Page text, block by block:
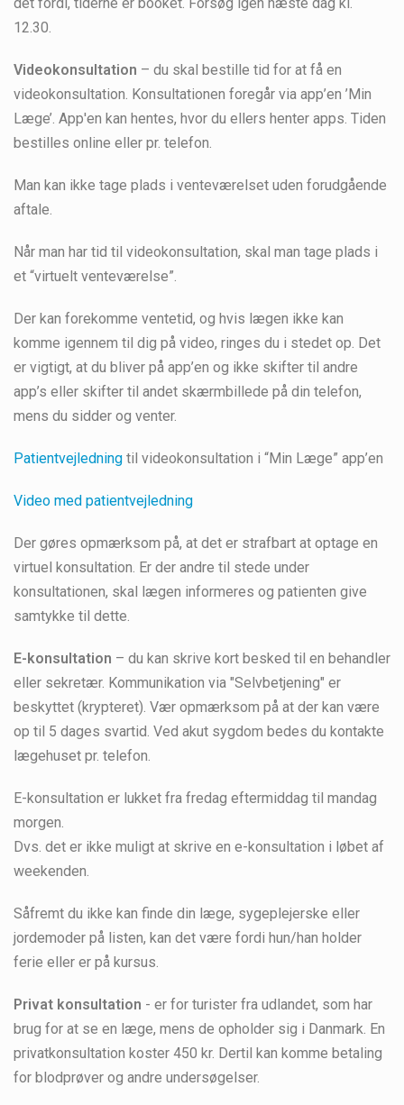
12.30.
Videokonsultation – du skal bestille tid for at få en
videokonsultation. Konsultationen foregår via app’en ’Min
Læge’. App'en kan hentes, hvor du ellers henter apps. Tiden
bestilles online eller pr. telefon.
Man kan ikke tage plads i venteværelset uden forudgående
aftale.
Når man har tid til videokonsultation, skal man tage plads i
et “virtuelt venteværelse”.
Der kan forekomme ventetid, og hvis lægen ikke kan
komme igennem til dig på video, ringes du i stedet op. Det
er vigtigt, at du bliver på app’en og ikke skifter til andre
app’s eller skifter til andet skærmbillede på din telefon,
mens du sidder og venter.
Patientvejledning til videokonsultation i “Min Læge” app’en
Video med patientvejledning
Der gøres opmærksom på, at det er strafbart at optage en
virtuel konsultation. Er der andre til stede under
konsultationen, skal lægen informeres og patienten give
samtykke til dette.
E-konsultation – du kan skrive kort besked til en behandler
eller sekretær. Kommunikation via "Selvbetjening" er
beskyttet (krypteret). Vær opmærksom på at der kan være
op til 5 dages svartid. Ved akut sygdom bedes du kontakte
lægehuset pr. telefon.
E-konsultation er lukket fra fredag eftermiddag til mandag
morgen.
Dvs. det er ikke muligt at skrive en e-konsultation i løbet af
weekenden.
Såfremt du ikke kan finde din læge, sygeplejerske eller
jordemoder på listen, kan det være fordi hun/han holder
ferie eller er på kursus.
Privat konsultation - er for turister fra udlandet, som har
brug for at se en læge, mens de opholder sig i Danmark. En
privatkonsultation koster 450 kr. Dertil kan komme betaling
for blodprøver og andre undersøgelser.